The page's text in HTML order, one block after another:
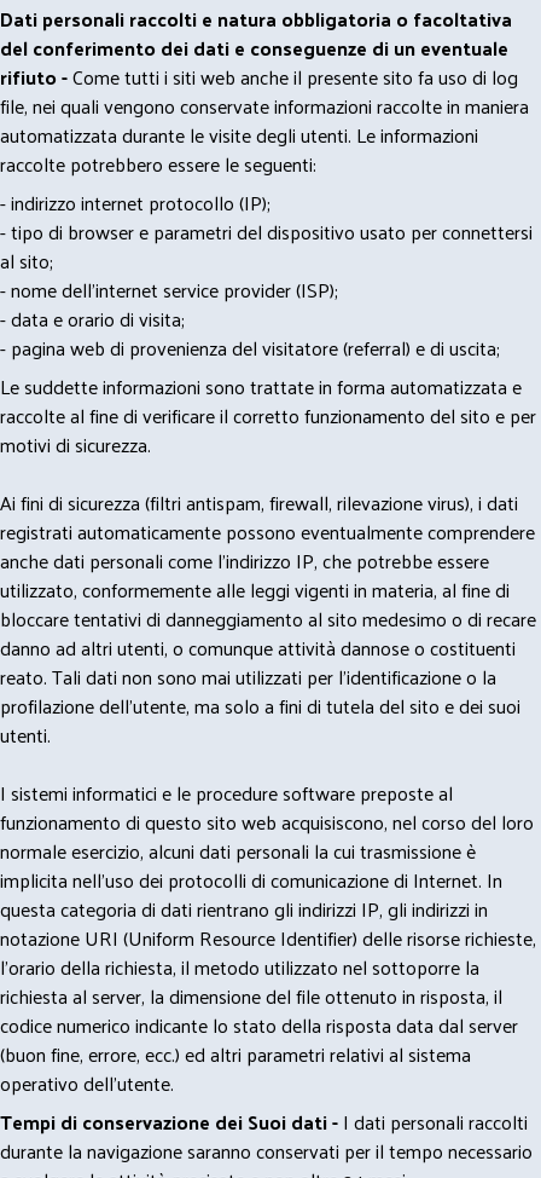
Dati personali raccolti e natura obbligatoria o facoltativa
del conferimento dei dati e conseguenze di un eventuale
rifiuto -Come tutti i siti web anche il presente sito fa uso di log
file, nei quali vengono conservate informazioni raccolte in maniera
automatizzata durante le visite degli utenti. Le informazioni
raccolte potrebbero essere le seguenti:
- indirizzo internet protocollo (IP);
- tipo di browser e parametri del dispositivo usato per connettersi
al sito;
- nome dell'internet service provider (ISP);
- data e orario di visita;
- pagina web di provenienza del visitatore (referral) e di uscita;
Le suddette informazioni sono trattate in forma automatizzata e
raccolte al fine di verificare il corretto funzionamento del sito e per
motivi di sicurezza.
Ai fini di sicurezza (filtri antispam, firewall, rilevazione virus), i dati
registrati automaticamente possono eventualmente comprendere
anche dati personali come l'indirizzo IP, che potrebbe essere
utilizzato, conformemente alle leggi vigenti in materia, al fine di
bloccare tentativi di danneggiamento al sito medesimo o di recare
danno ad altri utenti, o comunque attività dannose o costituenti
reato. Tali dati non sono mai utilizzati per l'identificazione o la
profilazione dell'utente, ma solo a fini di tutela del sito e dei suoi
utenti.
I sistemi informatici e le procedure software preposte al
funzionamento di questo sito web acquisiscono, nel corso del loro
normale esercizio, alcuni dati personali la cui trasmissione è
implicita nell'uso dei protocolli di comunicazione di Internet. In
questa categoria di dati rientrano gli indirizzi IP, gli indirizzi in
notazione URI (Uniform Resource Identifier) delle risorse richieste,
l'orario della richiesta, il metodo utilizzato nel sottoporre la
richiesta al server, la dimensione del file ottenuto in risposta, il
codice numerico indicante lo stato della risposta data dal server
(buon fine, errore, ecc.) ed altri parametri relativi al sistema
operativo dell'utente.
Tempi di conservazione dei Suoi dati -I dati personali raccolti
durante la navigazione saranno conservati per il tempo necessario